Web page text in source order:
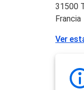
31500
Francia
Ver